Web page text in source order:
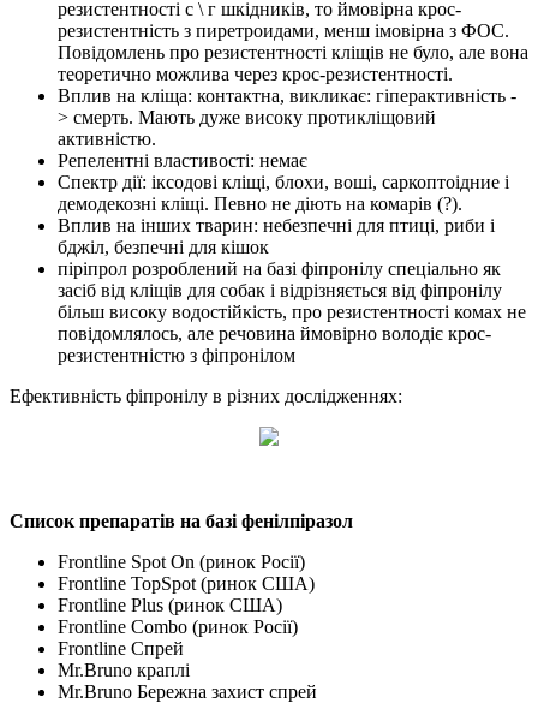
резистентності с \ г шкідників, то ймовірна крос-
резистентність з пиретроидами, менш імовірна з ФОС.
Повідомлень про резистентності кліщів не було, але вона
теоретично можлива через крос-резистентності.
Вплив на кліща: контактна, викликає: гіперактивність -
> смерть. Мають дуже високу протикліщовий
активністю.
Репелентні властивості: немає
Спектр дії: іксодові кліщі, блохи, воші, саркоптоідние і
демодекозні кліщі. Певно не діють на комарів (?).
Вплив на інших тварин: небезпечні для птиці, риби і
бджіл, безпечні для кішок
піріпрол розроблений на базі фіпронілу спеціально як
засіб від кліщів для собак і відрізняється від фіпронілу
більш високу водостійкість, про резистентності комах не
повідомлялось, але речовина ймовірно володіє крос-
резистентністю з фіпронілом
Ефективність фіпронілу в різних дослідженнях:
Список препаратів на базі фенілпіразол
Frontline Spot On (ринок Росії)
Frontline TopSpot (ринок США)
Frontline Plus (ринок США)
Frontline Combo (ринок Росії)
Frontline Спрей
Mr.Bruno краплі
Mr.Bruno Бережна захист спрей